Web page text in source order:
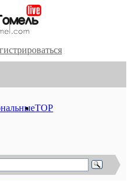
TOP